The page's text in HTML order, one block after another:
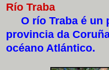
Río Traba
O río Traba é un
provincia da
océano Atlántico.